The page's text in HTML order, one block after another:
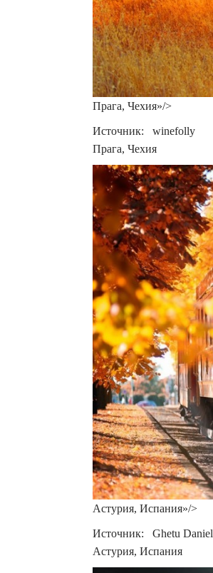
Прагa, Чехия»/>
Источник: winefolly
Прагa, Чехия
Астурия, Испания»/>
Источник: Ghetu Daniel
Астурия, Испания